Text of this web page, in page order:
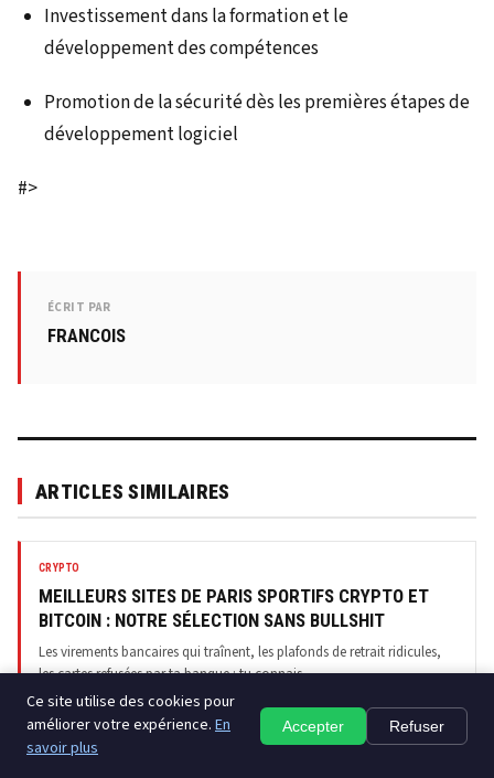
Investissement dans la formation et le
développement des compétences
Promotion de la sécurité dès les premières étapes de
développement logiciel
#>
ÉCRIT PAR
FRANCOIS
ARTICLES SIMILAIRES
CRYPTO
MEILLEURS SITES DE PARIS SPORTIFS CRYPTO ET
BITCOIN : NOTRE SÉLECTION SANS BULLSHIT
Les virements bancaires qui traînent, les plafonds de retrait ridicules,
les cartes refusées par ta banque : tu connais...
27/03/2026
Ce site utilise des cookies pour
améliorer votre expérience. En
savoir plus
Accepter Refuser